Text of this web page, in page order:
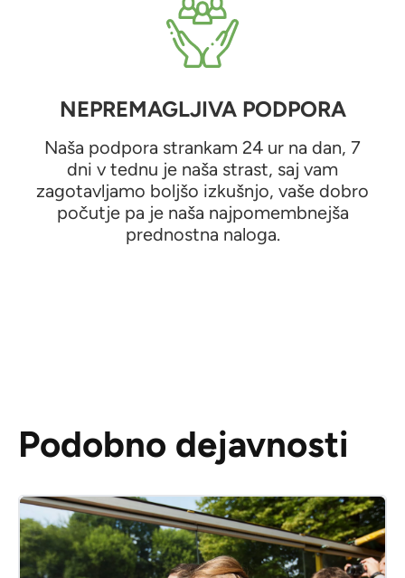
NEPREMAGLJIVA PODPORA
Naša podpora strankam 24 ur na dan, 7
dni v tednu je naša strast, saj vam
zagotavljamo boljšo izkušnjo, vaše dobro
počutje pa je naša najpomembnejša
prednostna naloga.
Podobno dejavnosti